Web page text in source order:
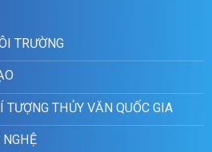
TRƯỜNG
THỦY VĂN QUỐC GIA
NGHỆ